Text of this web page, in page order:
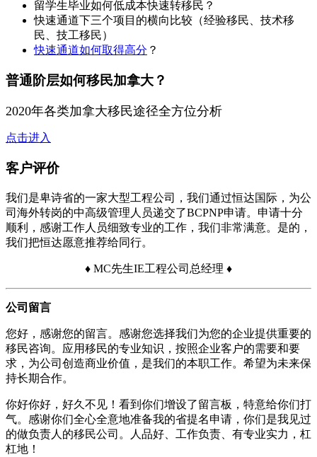
留学生毕业如何低成本快速转移民？
快速通道下三个项目的横向比较（经验移民、技术移
民、技工移民）
快速通道如何取得高分 ？
普通阶层如何移民加拿大？
2020年各类加拿大移民途径全方位分析
点击进入
客户评价
我们是卑诗省的一家大型工程公司，我们通过恒达国际，为公
司海外转岗的中高级管理人员递交了BCPNP申请。申请十分
顺利，感谢工作人员细致专业的工作，我们非常满意。是的，
我们把恒达愿意推荐给同行。
♦ MC先生IE工程公司总经理 ♦
公司留言
您好，感谢您的留言。感谢您选择我们为您的企业提供重要的
移民咨询。应用移民的专业知识，按照企业客户的需要和要
求，为公司创造商业价值，是我们的本职工作。希望为未来保
持长期合作。
你好你好，好久不见！看到你们增设了留言板，特意给你们打
气。感谢你们全心全意地准备我的省提名申请，你们是我见过
的做负责人的移民公司。人品好、工作负责、有专业实力，杠
杠地！